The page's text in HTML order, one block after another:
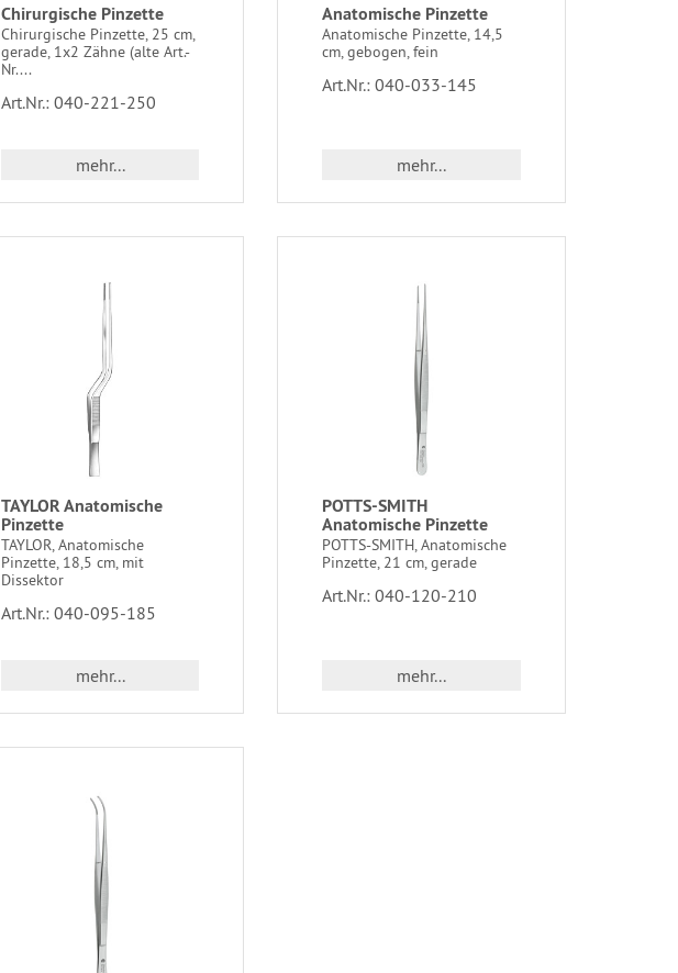
Chirurgische Pinzette
Chirurgische Pinzette, 25 cm,
gerade, 1x2 Zähne (alte Art.-
Nr....
Art.Nr.: 040-221-250
mehr...
Anatomische Pinzette
Anatomische Pinzette, 14,5
cm, gebogen, fein
Art.Nr.: 040-033-145
mehr...
TAYLOR Anatomische
Pinzette
TAYLOR, Anatomische
Pinzette, 18,5 cm, mit
Dissektor
Art.Nr.: 040-095-185
mehr...
POTTS-SMITH
Anatomische Pinzette
POTTS-SMITH, Anatomische
Pinzette, 21 cm, gerade
Art.Nr.: 040-120-210
mehr...